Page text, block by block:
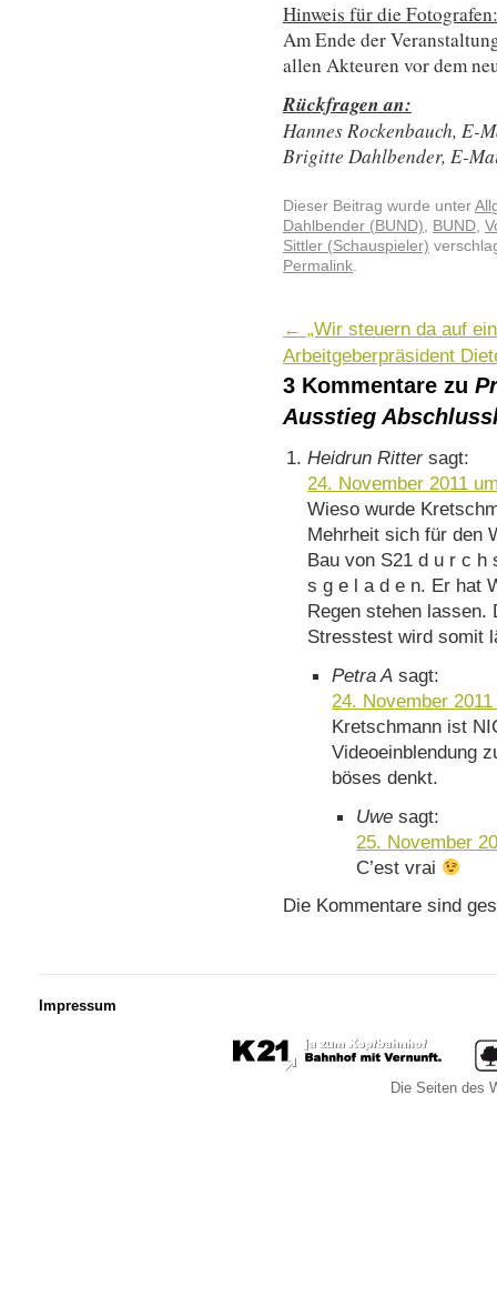
Hinweis für die Fotografen:
Am Ende der
allen Akteuren vor dem
Rückfragen an:
Hannes Rockenbauch, E-
Brigitte Dahlbender, E-
Dieser Beitrag wurde unter
Dahlbender (BUND), BUND,
Sittler (Schauspieler)
Permalink.
← „Wir steuern da auf
Arbeitgeberpräsident
3 Kommentare zu
Ausstieg
Heidrun Ritter sagt:
24. November 2011
Wieso wurde
Mehrheit sich für den
Bau von S21 d u r c
s g e l a d e n. Er hat
Regen stehen lassen.
Stresstest wird somit
Petra A sagt:
24. November
Kretschmann ist
Videoeinblendung
böses denkt.
Uwe sagt:
25. November
C’est vrai
Die Kommentare sind
Impressum
Die Seiten des